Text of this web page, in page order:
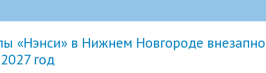
«Нэнси» в Нижнем Новгороде внезапно
год